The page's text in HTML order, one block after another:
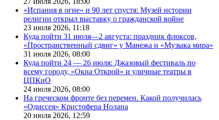
«Испания в огне» и 90 лет спустя: Музей истории
религии открыл выставку о гражданской войне
23 июля 2026, 11:18
Куда пойти 31 июля—2 августа: праздник флоксов,
«Пространственный сдвиг» у Манежа и «Музыка мира»
31 июля 2026, 08:00
Куда пойти 24 — 26 июля: Джазовый фестиваль по
всему городу, «Окна Открой» и уличные театры в
ЦПКиО
24 июля 2026, 08:00
На греческом фронте без перемен. Какой получилась
«Одиссея» Кристофера Нолана
20 июля 2026, 12:59